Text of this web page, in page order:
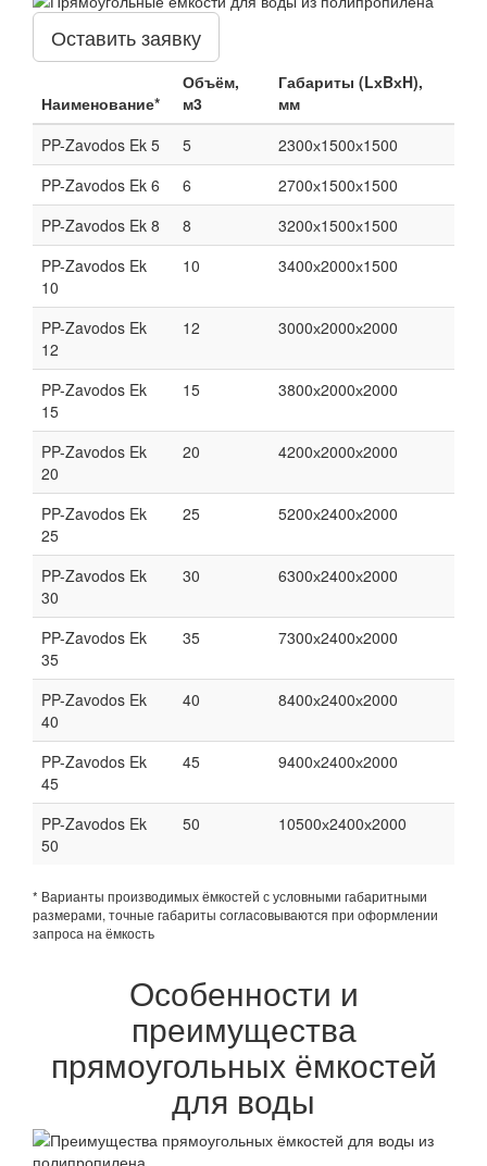
Оставить заявку
Наименование*
Объём,
м3
Габариты (LхBхH),
мм
PP-Zavodos Ek 5
5
2300х1500х1500
PP-Zavodos Ek 6
6
2700х1500х1500
PP-Zavodos Ek 8
8
3200х1500х1500
PP-Zavodos Ek
10
10 3400х2000х1500
PP-Zavodos Ek
12
12 3000х2000х2000
PP-Zavodos Ek
15
15 3800х2000х2000
PP-Zavodos Ek
20
20 4200х2000х2000
PP-Zavodos Ek
25
25 5200х2400х2000
PP-Zavodos Ek
30
30 6300х2400х2000
PP-Zavodos Ek
35
35 7300х2400х2000
PP-Zavodos Ek
40
40 8400х2400х2000
PP-Zavodos Ek
45
45 9400х2400х2000
PP-Zavodos Ek
50
50 10500х2400х2000
* Варианты производимых ёмкостей с условными габаритными
размерами, точные габариты согласовываются при оформлении
запроса на ёмкость
Особенности и
преимущества
прямоугольных ёмкостей
для воды